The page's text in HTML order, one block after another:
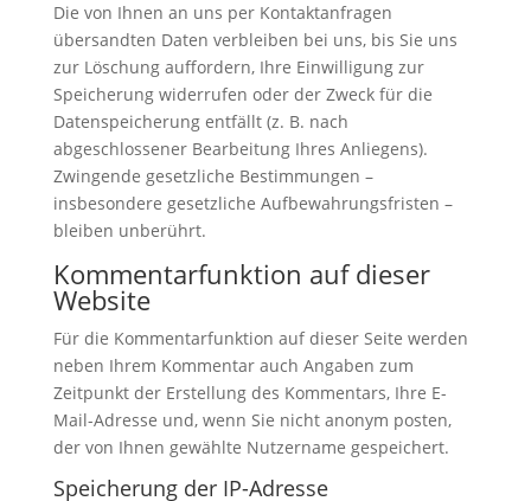
Die von Ihnen an uns per Kontaktanfragen
übersandten Daten verbleiben bei uns, bis Sie uns
zur Löschung auffordern, Ihre Einwilligung zur
Speicherung widerrufen oder der Zweck für die
Datenspeicherung entfällt (z. B. nach
abgeschlossener Bearbeitung Ihres Anliegens).
Zwingende gesetzliche Bestimmungen –
insbesondere gesetzliche Aufbewahrungsfristen –
bleiben unberührt.
Kommentar­funktion auf dieser
Website
Für die Kommentarfunktion auf dieser Seite werden
neben Ihrem Kommentar auch Angaben zum
Zeitpunkt der Erstellung des Kommentars, Ihre E-
Mail-Adresse und, wenn Sie nicht anonym posten,
der von Ihnen gewählte Nutzername gespeichert.
Speicherung der IP-Adresse